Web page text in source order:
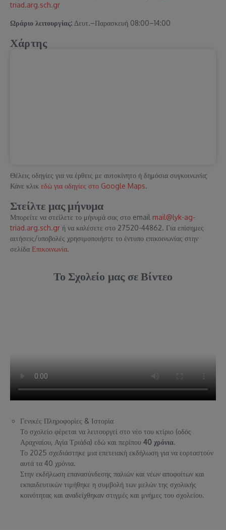
triad.arg.sch.gr
Ωράριο λειτουργίας: Δευτ.–Παρασκευή 08:00–14:00
Χάρτης
Θέλεις οδηγίες για να έρθεις με αυτοκίνητο ή δημόσια συγκοινωνία;
Κάνε κλικ εδώ για οδηγίες στο Google Maps.
Στείλτε μας μήνυμα
Μπορείτε να στείλετε το μήνυμά σας στο email mail@lyk-ag-
triad.arg.sch.gr ή να καλέσετε στο 27520-44862. Για επίσημες
αιτήσεις/υποβολές χρησιμοποιήστε το έντυπο επικοινωνίας στην
σελίδα Επικοινωνία.
Το Σχολείο μας σε Βίντεο
Γενικές Πληροφορίες & Ιστορία
Το σχολείο φέρεται να λειτουργεί στο νέο του κτίριο (οδός
Αραχναίου, Αγία Τριάδα) εδώ και περίπου 40 χρόνια.
Το 2025 σχεδιάστηκε μια επετειακή εκδήλωση για να εορταστούν
αυτά τα 40 χρόνια.
Στην εκδήλωση επανασύνδεσης παλιών και νέων αποφοίτων και
εκπαιδευτικών τιμήθηκε η συμβολή των μελών της σχολικής
κοινότητας και αναδείχθηκαν στιγμές και μνήμες του σχολείου.